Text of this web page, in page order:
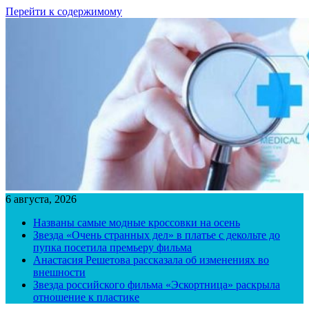
Перейти к содержимому
6 августа, 2026
Названы самые модные кроссовки на осень
Звезда «Очень странных дел» в платье с декольте до
пупка посетила премьеру фильма
Анастасия Решетова рассказала об изменениях во
внешности
Звезда российского фильма «Эскортница» раскрыла
отношение к пластике